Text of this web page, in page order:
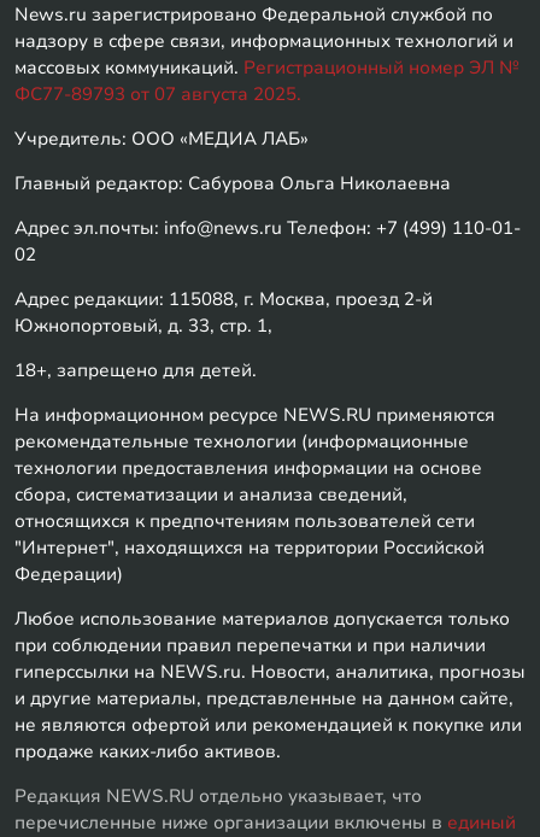
News.ru зарегистрировано Федеральной службой по
надзору в сфере связи, информационных технологий и
массовых коммуникаций. Регистрационный номер ЭЛ №
ФС77-89793 от 07 августа 2025.
Учредитель: ООО «МЕДИА ЛАБ»
Главный редактор: Сабурова Ольга Николаевна
Адрес эл.почты: info@news.ru Телефон: +7 (499) 110-01-
02
Адрес редакции: 115088, г. Москва, проезд 2-й
Южнопортовый, д. 33, стр. 1,
18+, запрещено для детей.
На информационном ресурсе NEWS.RU применяются
рекомендательные технологии (информационные
технологии предоставления информации на основе
сбора, систематизации и анализа сведений,
относящихся к предпочтениям пользователей сети
"Интернет", находящихся на территории Российской
Федерации)
Любое использование материалов допускается только
при соблюдении правил перепечатки и при наличии
гиперссылки на NEWS.ru. Новости, аналитика, прогнозы
и другие материалы, представленные на данном сайте,
не являются офертой или рекомендацией к покупке или
продаже каких-либо активов.
Редакция NEWS.RU отдельно указывает, что
перечисленные ниже организации включены в единый